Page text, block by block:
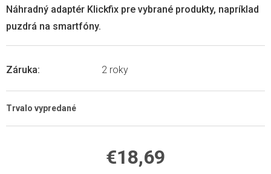
Trvalo vypredané
Záruka: 2 roky
Náhradný adaptér Klickfix pre vybrané produkty, napríklad
puzdrá na smartfóny.
€18,69